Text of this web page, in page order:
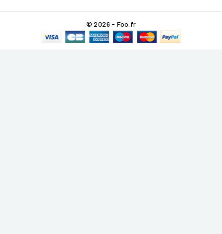
© 2026 - Foo.fr